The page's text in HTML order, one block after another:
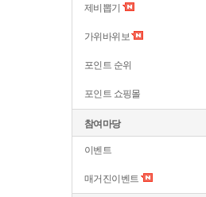
제비뽑기
가위바위보
포인트 순위
포인트 쇼핑몰
참여마당
이벤트
매거진이벤트